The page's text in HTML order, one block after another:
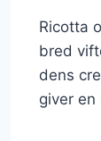
Ricotta
bred
dens
giver